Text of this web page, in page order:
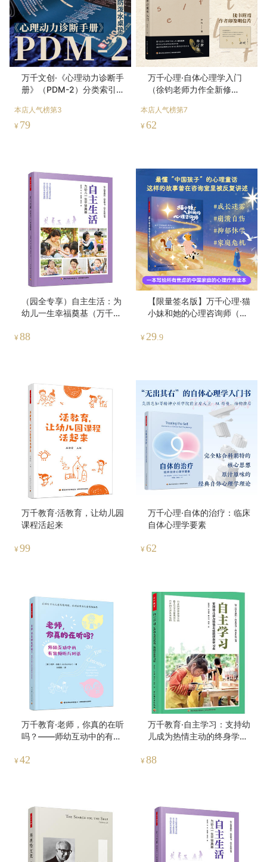
万千文创·《心理动力诊断手
册》（PDM-2）分类索引桌
本店人气榜第3
¥ 79
万千心理·自体心理学入门
（徐钧老师力作全新修
本店人气榜第7
¥ 62
（园全专享）自主生活：为
幼儿一生幸福奠基（万千教
¥ 88
【限量签名版】万千心理·猫
小妹和她的心理咨询师（全
¥ 29 .9
万千教育·活教育，让幼儿园
课程活起来
¥ 99
万千心理·自体的治疗：临床
自体心理学要素
¥ 62
万千教育·老师，你真的在听
吗？——师幼互动中的有效
¥ 42
万千教育·自主学习：支持幼
儿成为热情主动的终身学习
¥ 88